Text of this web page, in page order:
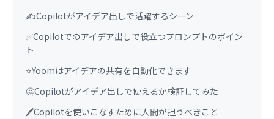
✍️Copilotがアイデア出しで活躍するシーン
✅Copilotでのアイデア出しで役立つプロンプトのポイン
ト
⭐Yoomはアイデアの共有を自動化できます
🤔Copilotがアイデア出しで使えるか検証してみた
🖊️Copilotを使いこなすために人間が担うべきこと